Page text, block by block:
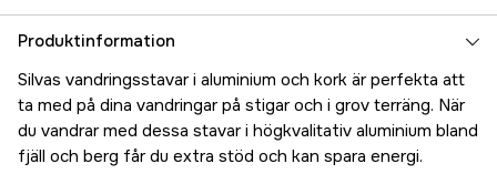
Produktinformation
Silvas vandringsstavar i aluminium och kork är perfekta att
ta med på dina vandringar på stigar och i grov terräng. När
du vandrar med dessa stavar i högkvalitativ aluminium bland
fjäll och berg får du extra stöd och kan spara energi.